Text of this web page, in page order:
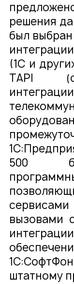
решения
был
(1С и
TAPI
500
вызовами
штатному